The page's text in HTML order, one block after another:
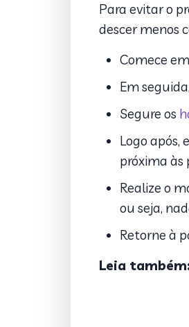
Para evitar o
descer menos
Comece
Em
Segure os
Logo
próxima às
Realize o
ou seja,
Retorne à
Leia